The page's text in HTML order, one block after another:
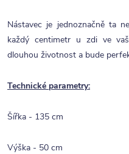
Nástavec je jednoznačně ta
každý centimetr u zdi ve
dlouhou životnost a bude
Technické parametry:
Šířka - 135 cm
Výška - 50 cm